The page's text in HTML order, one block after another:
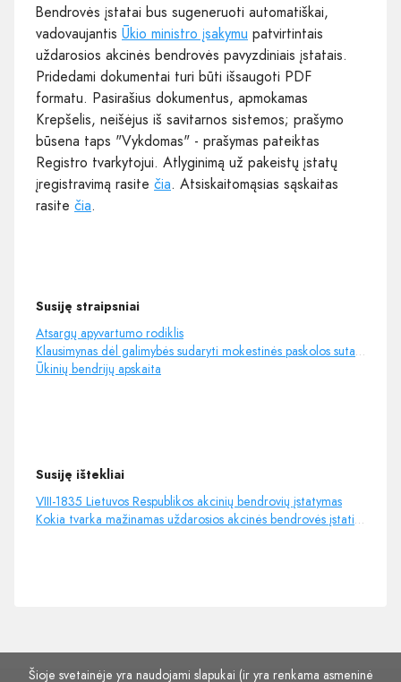
Bendrovės įstatai bus sugeneruoti automatiškai,
vadovaujantis Ūkio ministro įsakymu patvirtintais
uždarosios akcinės bendrovės pavyzdiniais įstatais.
Pridedami dokumentai turi būti išsaugoti PDF
formatu. Pasirašius dokumentus, apmokamas
Krepšelis, neišėjus iš savitarnos sistemos; prašymo
būsena taps "Vykdomas" - prašymas pateiktas
Registro tvarkytojui. Atlyginimą už pakeistų įstatų
įregistravimą rasite čia. Atsiskaitomąsias sąskaitas
rasite čia.
Susiję straipsniai
Atsargų apyvartumo rodiklis
Klausimynas dėl galimybės sudaryti mokestinės paskolos sutartį
Ūkinių bendrijų apskaita
Susiję ištekliai
VIII-1835 Lietuvos Respublikos akcinių bendrovių įstatymas
Kokia tvarka mažinamas uždarosios akcinės bendrovės įstatinis kapitalas?
Šioje svetainėje yra naudojami slapukai (ir yra renkama asmeninė